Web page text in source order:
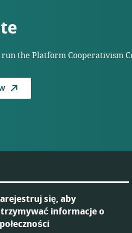
the Platform Cooperativism
się, aby
informacje o